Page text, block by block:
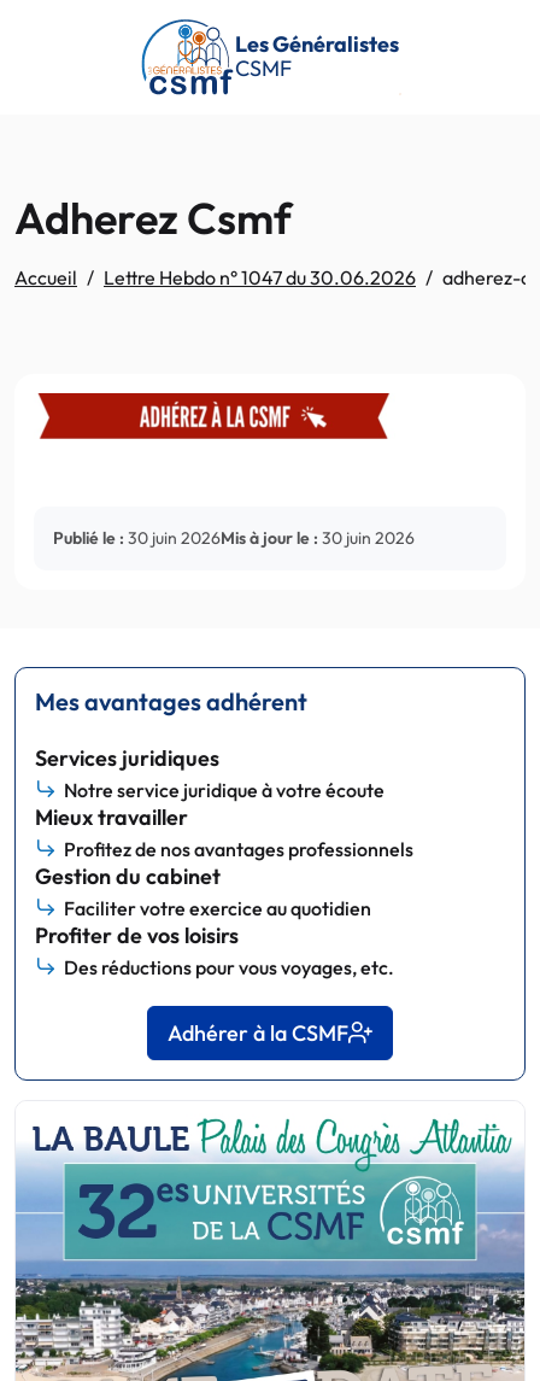
Passer au contenu principal
Les Généralistes
CSMF
Adherez Csmf
Accueil Lettre Hebdo n° 1047 du 30.06.2026 adherez-
Publié le : 30 juin 2026Mis à jour le : 30 juin 2026
Mes avantages adhérent
Services juridiques
Notre service juridique à votre écoute
Mieux travailler
Profitez de nos avantages professionnels
Gestion du cabinet
Faciliter votre exercice au quotidien
Profiter de vos loisirs
Des réductions pour vous voyages, etc.
Adhérer à la CSMF